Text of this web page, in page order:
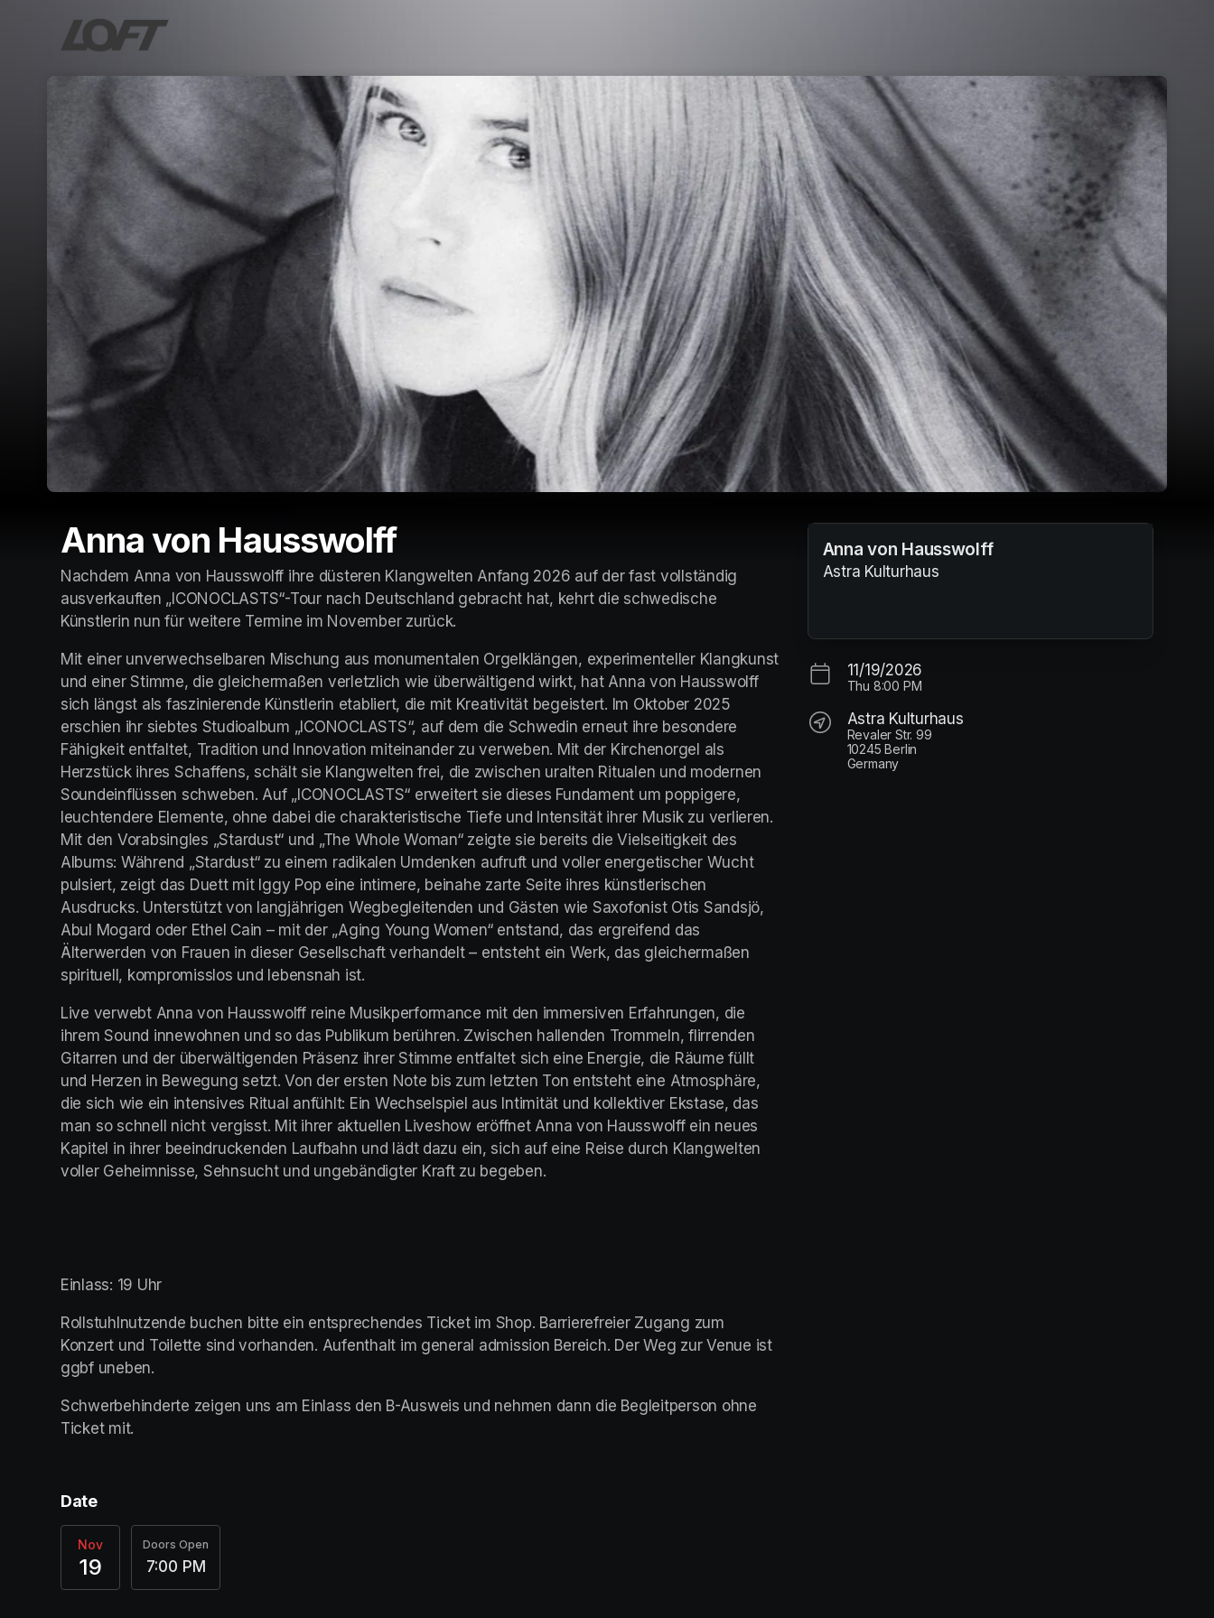
Anna von Hausswolff
Nachdem Anna von Hausswolff ihre düsteren Klangwelten Anfang 2026 auf der fast vollständig
ausverkauften „ICONOCLASTS“-Tour nach Deutschland gebracht hat, kehrt die schwedische
Künstlerin nun für weitere Termine im November zurück.
Mit einer unverwechselbaren Mischung aus monumentalen Orgelklängen, experimenteller Klangkunst
und einer Stimme, die gleichermaßen verletzlich wie überwältigend wirkt, hat Anna von Hausswolff
sich längst als faszinierende Künstlerin etabliert, die mit Kreativität begeistert. Im Oktober 2025
erschien ihr siebtes Studioalbum „ICONOCLASTS“, auf dem die Schwedin erneut ihre besondere
Fähigkeit entfaltet, Tradition und Innovation miteinander zu verweben. Mit der Kirchenorgel als
Herzstück ihres Schaffens, schält sie Klangwelten frei, die zwischen uralten Ritualen und modernen
Soundeinflüssen schweben. Auf „ICONOCLASTS“ erweitert sie dieses Fundament um poppigere,
leuchtendere Elemente, ohne dabei die charakteristische Tiefe und Intensität ihrer Musik zu verlieren.
Mit den Vorabsingles „Stardust“ und „The Whole Woman“ zeigte sie bereits die Vielseitigkeit des
Albums: Während „Stardust“ zu einem radikalen Umdenken aufruft und voller energetischer Wucht
pulsiert, zeigt das Duett mit Iggy Pop eine intimere, beinahe zarte Seite ihres künstlerischen
Ausdrucks. Unterstützt von langjährigen Wegbegleitenden und Gästen wie Saxofonist Otis Sandsjö,
Abul Mogard oder Ethel Cain – mit der „Aging Young Women“ entstand, das ergreifend das
Älterwerden von Frauen in dieser Gesellschaft verhandelt – entsteht ein Werk, das gleichermaßen
spirituell, kompromisslos und lebensnah ist.
Live verwebt Anna von Hausswolff reine Musikperformance mit den immersiven Erfahrungen, die
ihrem Sound innewohnen und so das Publikum berühren. Zwischen hallenden Trommeln, flirrenden
Gitarren und der überwältigenden Präsenz ihrer Stimme entfaltet sich eine Energie, die Räume füllt
und Herzen in Bewegung setzt. Von der ersten Note bis zum letzten Ton entsteht eine Atmosphäre,
die sich wie ein intensives Ritual anfühlt: Ein Wechselspiel aus Intimität und kollektiver Ekstase, das
man so schnell nicht vergisst. Mit ihrer aktuellen Liveshow eröffnet Anna von Hausswolff ein neues
Kapitel in ihrer beeindruckenden Laufbahn und lädt dazu ein, sich auf eine Reise durch Klangwelten
voller Geheimnisse, Sehnsucht und ungebändigter Kraft zu begeben.
Einlass: 19 Uhr
Rollstuhlnutzende buchen bitte ein entsprechendes Ticket im Shop. Barrierefreier Zugang zum
Konzert und Toilette sind vorhanden. Aufenthalt im general admission Bereich. Der Weg zur Venue ist
ggbf uneben.
Schwerbehinderte zeigen uns am Einlass den B-Ausweis und nehmen dann die Begleitperson ohne
Ticket mit.
Date
Nov
19
Doors Open
7:00 PM
Anna von Hausswolff
Astra Kulturhaus
11/19/2026
Thu 8:00 PM
Astra Kulturhaus
Revaler Str. 99
10245 Berlin
Germany